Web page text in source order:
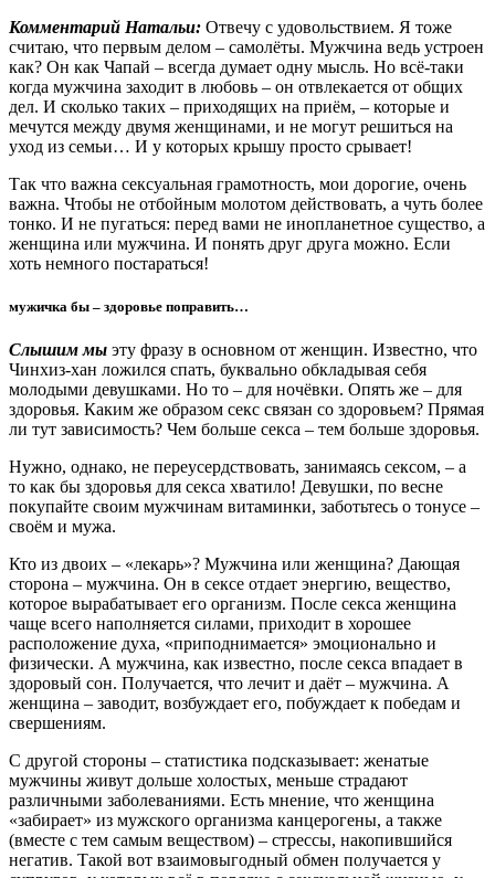
Комментарий Натальи: Отвечу с удовольствием. Я тоже
считаю, что первым делом – самолёты. Мужчина ведь устроен
как? Он как Чапай – всегда думает одну мысль. Но всё-таки
когда мужчина заходит в любовь – он отвлекается от общих
дел. И сколько таких – приходящих на приём, – которые и
мечутся между двумя женщинами, и не могут решиться на
уход из семьи… И у которых крышу просто срывает!
Так что важна сексуальная грамотность, мои дорогие, очень
важна. Чтобы не отбойным молотом действовать, а чуть более
тонко. И не пугаться: перед вами не инопланетное существо, а
женщина или мужчина. И понять друг друга можно. Если
хоть немного постараться!
мужичка бы – здоровье поправить…
Слышим мы эту фразу в основном от женщин. Известно, что
Чинхиз-хан ложился спать, буквально обкладывая себя
молодыми девушками. Но то – для ночёвки. Опять же – для
здоровья. Каким же образом секс связан со здоровьем? Прямая
ли тут зависимость? Чем больше секса – тем больше здоровья.
Нужно, однако, не переусердствовать, занимаясь сексом, – а
то как бы здоровья для секса хватило! Девушки, по весне
покупайте своим мужчинам витаминки, заботьтесь о тонусе –
своём и мужа.
Кто из двоих – «лекарь»? Мужчина или женщина? Дающая
сторона – мужчина. Он в сексе отдает энергию, вещество,
которое вырабатывает его организм. После секса женщина
чаще всего наполняется силами, приходит в хорошее
расположение духа, «приподнимается» эмоционально и
физически. А мужчина, как известно, после секса впадает в
здоровый сон. Получается, что лечит и даёт – мужчина. А
женщина – заводит, возбуждает его, побуждает к победам и
свершениям.
С другой стороны – статистика подсказывает: женатые
мужчины живут дольше холостых, меньше страдают
различными заболеваниями. Есть мнение, что женщина
«забирает» из мужского организма канцерогены, а также
(вместе с тем самым веществом) – стрессы, накопившийся
негатив. Такой вот взаимовыгодный обмен получается у